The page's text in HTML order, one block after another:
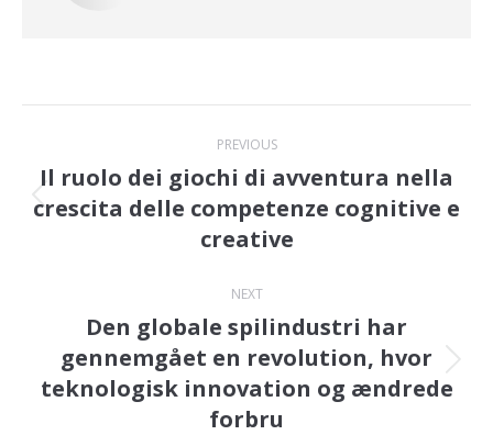
navigation
PREVIOUS
Previous
post:
Il ruolo dei giochi di avventura nella
crescita delle competenze cognitive e
creative
NEXT
Next
post:
Den globale spilindustri har
gennemgået en revolution, hvor
teknologisk innovation og ændrede
forbru